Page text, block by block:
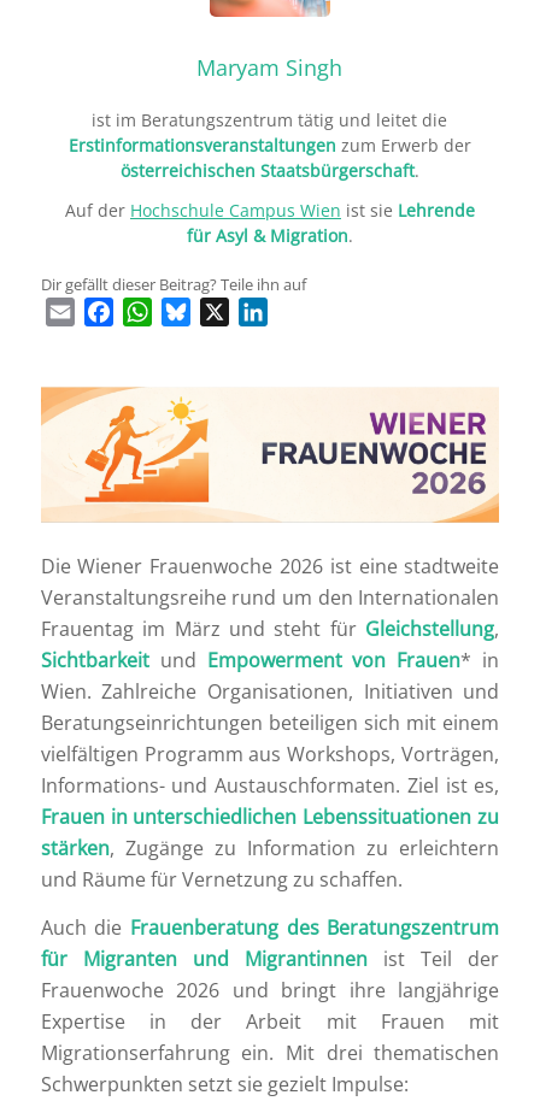
DieWiener Frauenwoche 2026 ist eine stadtweite
Veranstaltungsreihe rund um den Internationalen
Frauentag im März und steht für Gleichstellung,
Sichtbarkeitund Empowerment von Frauen* in
Wien. Zahlreiche Organisationen, Initiativen und
Beratungseinrichtungen beteiligen sich mit einem
vielfältigen Programm aus Workshops, Vorträgen,
Informations- und Austauschformaten. Ziel ist es,
Frauen in unterschiedlichen Lebenssituationen zu
stärken, Zugänge zu Information zu erleichtern
und Räume für Vernetzung zu schaffen.
Auch die Frauenberatung des Beratungszentrum
für Migranten und Migrantinnen ist Teil der
Frauenwoche 2026 und bringt ihre langjährige
Expertise in der Arbeit mit Frauen mit
Migrationserfahrung ein. Mit drei thematischen
Schwerpunkten setzt sie gezielt Impulse:
Maryam Singh
ist im Beratungszentrum tätig und leitet die
Erstinformationsveranstaltungen zum Erwerb der
österreichischen Staatsbürgerschaft.
Auf der Hochschule Campus Wien ist sie Lehrende
für Asyl & Migration.
Dir gefällt dieser Beitrag? Teile ihn auf
Email FacebookWhatsApp
Bluesky